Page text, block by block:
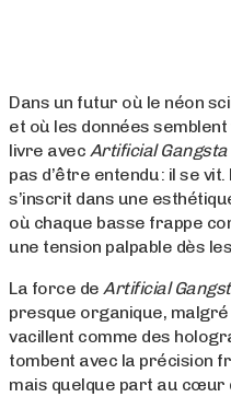
Dans un futur où le néon
et où les données
livre avec Artificial Gangsta
pas d’être entendu : il se
s’inscrit dans une
où chaque basse frappe
une tension palpable dès
La force de Artificial
presque organique,
vacillent comme des
tombent avec la précision
mais quelque part au cœur